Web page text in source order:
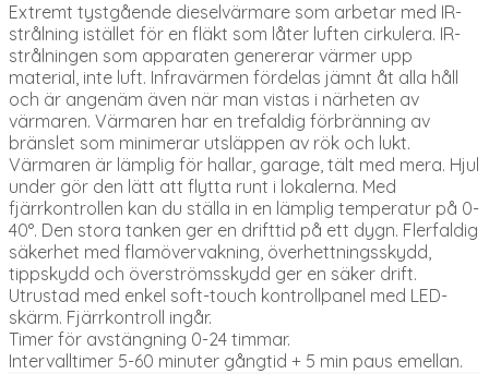
Extremt tystgående dieselvärmare som arbetar med IR-
strålning istället för en fläkt som låter luften cirkulera. IR-
strålningen som apparaten genererar värmer upp
material, inte luft. Infravärmen fördelas jämnt åt alla håll
och är angenäm även när man vistas i närheten av
värmaren. Värmaren har en trefaldig förbränning av
bränslet som minimerar utsläppen av rök och lukt.
Värmaren är lämplig för hallar, garage, tält med mera. Hjul
under gör den lätt att flytta runt i lokalerna. Med
fjärrkontrollen kan du ställa in en lämplig temperatur på 0-
40°. Den stora tanken ger en drifttid på ett dygn. Flerfaldig
säkerhet med flamövervakning, överhettningsskydd,
tippskydd och överströmsskydd ger en säker drift.
Utrustad med enkel soft-touch kontrollpanel med LED-
skärm. Fjärrkontroll ingår.
Timer för avstängning 0-24 timmar.
Intervalltimer 5-60 minuter gångtid + 5 min paus emellan.